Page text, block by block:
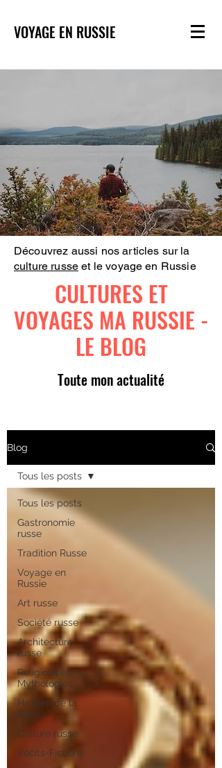
VOYAGE EN RUSSIE
Découvrez aussi nos articles sur la
culture russe et le voyage en Russie
CULTURES ET
VOYAGES MA RUSSIE -
LE BLOG
Toute mon actualité
Blog
Tous les posts
Gastronomie
russe
Tradition Russe
Voyage en
Russie
Art russe
Société russe
Architecture
russe
Religions et
Mythologies
Histoire de la
Russie
Culture russe
Récits-Fictions
Tous les posts